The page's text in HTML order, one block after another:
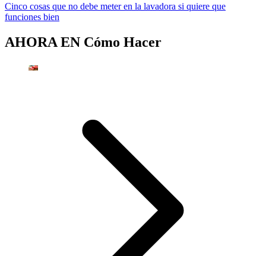
Cinco cosas que no debe meter en la lavadora si quiere que
funciones bien
AHORA EN Cómo Hacer